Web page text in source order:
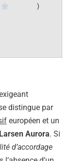
)
distingue par
européen et un
Aurora. Si
d’accordage